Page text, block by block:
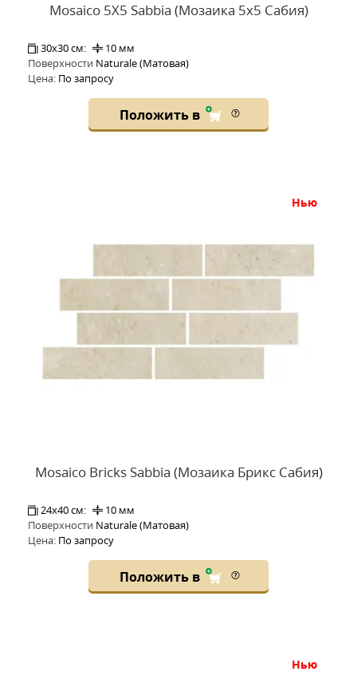
Mosaico 5X5 Sabbia (Мозаика 5x5 Сабия)
30x30 см:
10 мм
Поверхности Naturale (Матовая)
Цена: По запросу
Положить в
нью
Mosaico Bricks Sabbia (Мозаика Брикс Сабия)
24x40 см:
10 мм
Поверхности Naturale (Матовая)
Цена: По запросу
Положить в
нью